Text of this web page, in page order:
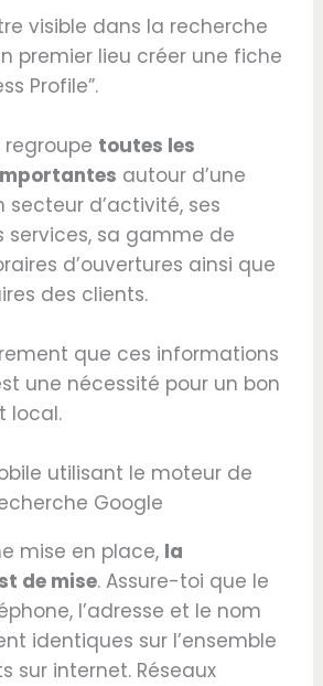
visible dans la recherche
premier lieu créer une fiche
Profile”.
toutes les
autour d’une
secteur d’activité, ses
services, sa gamme de
d’ouvertures ainsi que
des clients.
que ces informations
une nécessité pour un bon
local.
mise en place, la
de mise. Assure-toi que le
l’adresse et le nom
identiques sur l’ensemble
sur internet. Réseaux